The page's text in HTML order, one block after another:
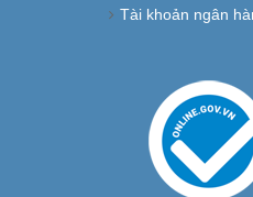
Tài khoản ngân